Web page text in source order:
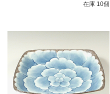
在庫 10個